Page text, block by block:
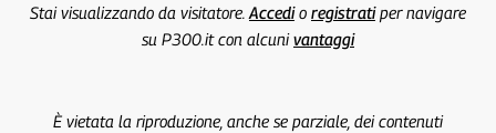
Stai visualizzando da visitatore. Accedio registratiper navigare
su P300.it con alcunivantaggi
È vietata la riproduzione, anche se parziale, dei contenuti